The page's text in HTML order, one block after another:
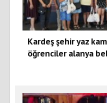
Kardeş şehir yaz
öğrenciler alanya